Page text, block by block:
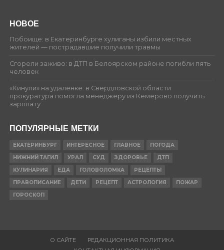
НОВОЕ
Побоище: в Екатеринбурге хулиганы избили местных
жителей — пострадавшие получили травмы
Сгорели заживо: в ДТП в Белоярском районе погибли пять
человек
«Кинули» на удаленке: в Свердловской области
прокуратура помогла менеджеру из Кемерово получить
зарплату
ПОПУЛЯРНЫЕ МЕТКИ
ЕКАТЕРИНБУРГ ИНТЕРЕСНОЕ ГЛАВНОЕ
ПОГОДА
НИЖНИЙ ТАГИЛ
УРАЛ СУД ЗДОРОВЬЕ
ДТП
КУЛИНАРИЯ
ЕДА ГОЛОВОЛОМКА
РЕЦЕПТЫ
ПРАВОПИСАНИЕ
ДЕТИ РЕЦЕПТ АСТРОЛОГИЯ
ПОЖАР
ГОРОСКОП
О САЙТЕ
РЕДАКЦИОННАЯ ПОЛИТИКА